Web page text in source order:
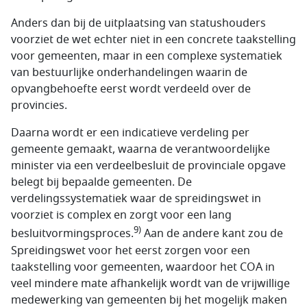
Anders dan bij de uitplaatsing van statushouders
voorziet de wet echter niet in een concrete taakstelling
voor gemeenten, maar in een complexe systematiek
van bestuurlijke onderhandelingen waarin de
opvangbehoefte eerst wordt verdeeld over de
provincies.
Daarna wordt er een indicatieve verdeling per
gemeente gemaakt, waarna de verantwoordelijke
minister via een verdeelbesluit de provinciale opgave
belegt bij bepaalde gemeenten. De
verdelingssystematiek waar de spreidingswet in
voorziet is complex en zorgt voor een lang
besluitvormingsproces.9) Aan de andere kant zou de
Spreidingswet voor het eerst zorgen voor een
taakstelling voor gemeenten, waardoor het COA in
veel mindere mate afhankelijk wordt van de vrijwillige
medewerking van gemeenten bij het mogelijk maken